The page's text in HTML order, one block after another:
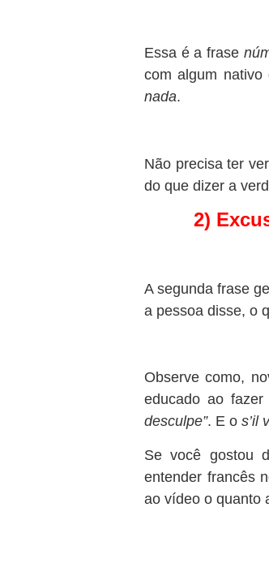
Essa é a frase
com algum
nada.
Não precisa ter
do que dizer a
2)
A segunda frase
a pessoa disse, o
Observe como,
educado ao
desculpe”. E os’il
Se você gostou
entender francês
ao vídeo o quanto